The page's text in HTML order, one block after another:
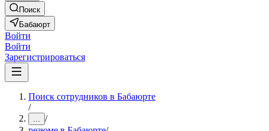
Поиск
Бабаюрт
Войти
Войти
Зарегистрироваться
Поиск сотрудников в Бабаюрте
/
... /